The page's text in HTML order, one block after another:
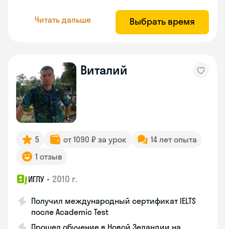
Читать дальше Выбрать время
Виталий
5 от 1090 ₽ за урок
14 лет опыта
1 отзыв
ИГЛУ • 2010 г.
Получил международный сертификат IELTS
после Academic Test
Прошел обучение в Новой Зеландии на